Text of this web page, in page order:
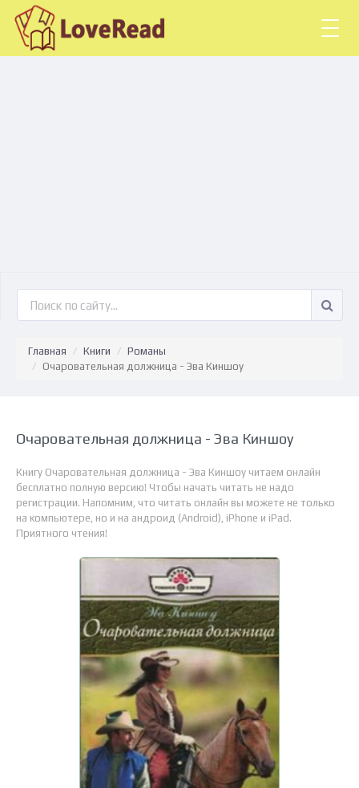
Главная Книги
Романы
Очаровательная должница - Эва Киншоу
Очаровательная должница - Эва Киншоу
Книгу Очаровательная должница - Эва Киншоу читаем онлайн
бесплатно полную версию! Чтобы начать читать не надо
регистрации. Напомним, что читать онлайн вы можете не только
на компьютере, но и на андроид (Android), iPhone и iPad.
Приятного чтения!